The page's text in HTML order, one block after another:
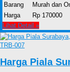
Barang
Murah dan
Harga
Rp 170000
Lihat Detail »
Harga Piala